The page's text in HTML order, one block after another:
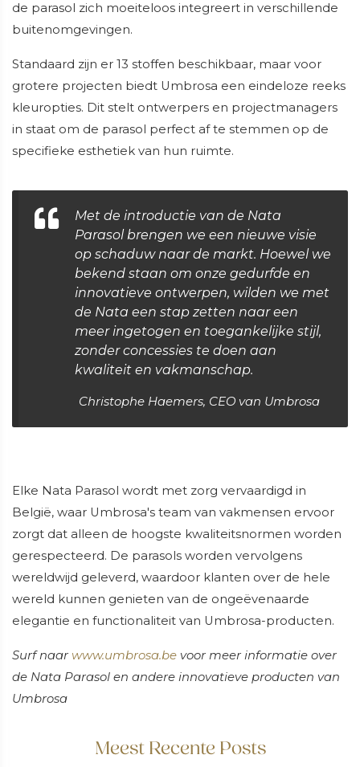
de parasol zich moeiteloos integreert in verschillende
buitenomgevingen.
Standaard zijn er 13 stoffen beschikbaar, maar voor
grotere projecten biedt Umbrosa een eindeloze reeks
kleuropties. Dit stelt ontwerpers en projectmanagers
in staat om de parasol perfect af te stemmen op de
specifieke esthetiek van hun ruimte.
Met de introductie van de Nata
Parasol brengen we een nieuwe visie
op schaduw naar de markt. Hoewel we
bekend staan om onze gedurfde en
innovatieve ontwerpen, wilden we met
de Nata een stap zetten naar een
meer ingetogen en toegankelijke stijl,
zonder concessies te doen aan
kwaliteit en vakmanschap.
Christophe Haemers, CEO van Umbrosa
Elke Nata Parasol wordt met zorg vervaardigd in
België, waar Umbrosa's team van vakmensen ervoor
zorgt dat alleen de hoogste kwaliteitsnormen worden
gerespecteerd. De parasols worden vervolgens
wereldwijd geleverd, waardoor klanten over de hele
wereld kunnen genieten van de ongeëvenaarde
elegantie en functionaliteit van Umbrosa-producten.
Surf naar www.umbrosa.be voor meer informatie over
de Nata Parasol en andere innovatieve producten van
Umbrosa
Meest Recente Posts